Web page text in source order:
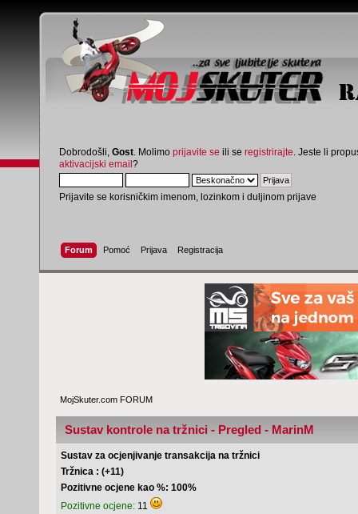
Dobrodošli, Gost . Molimo prijavite se ili se registrirajte . Jeste li
aktivacijski email?
Prijavite se korisničkim imenom, lozinkom i duljinom prijave
Forum Pomoć Prijava Registracija
MojSkuter.com FORUM
Sustav kontrole na tržnici - Pregled - MarinM
Sustav za ocjenjivanje transakcija na tržnici
Tržnica : (+11)
Pozitivne ocjene kao %: 100%
Pozitivne ocjene: 11